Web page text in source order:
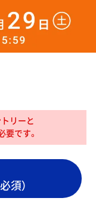
トリーと
です。
須）